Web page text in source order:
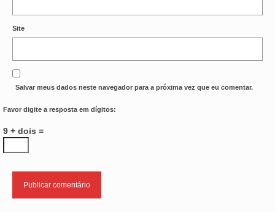
Site
Salvar meus dados neste navegador para a próxima vez que eu comentar.
Favor digite a resposta em dígitos:
9 + dois =